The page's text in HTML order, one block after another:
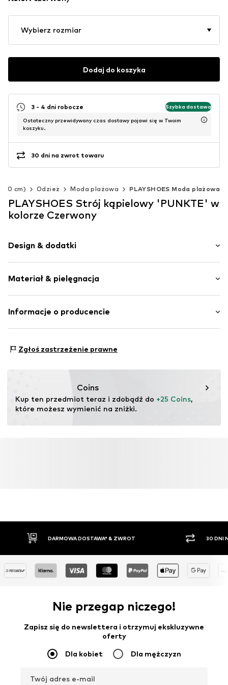
Wybierz rozmiar
Dodaj do koszyka
3 - 4 dni robocze Szybka dostawa
Ostateczny przewidywany czas dostawy pojawi się w Twoim
koszyku.
30 dni na zwrot towaru
cm) Odzież Moda plażowa PLAYSHOES Moda plażowa
PLAYSHOES Strój kąpielowy 'PUNKTE' w
kolorze Czerwony
Design & dodatki
Ochrona UV
Wzór na całej powierzchni
Szwy w jednym odcieniu
Materiał & pielęgnacja
Materiał: 82% Polyamid - PA, 18% Elastan
Informacje o producencie
72461 Albstadt
Zgłoś zastrzeżenie prawne
Coins
Kup ten przedmiot teraz i zdobądź do +25 Coins,
które możesz wymienić na zniżki.
DARMOWA DOSTAWA* & ZWROT 30 DNI
Nie przegap niczego!
Zapisz się do newslettera i otrzymuj ekskluzywne
oferty
Dla kobiet Dla mężczyzn
Twój adres e-mail